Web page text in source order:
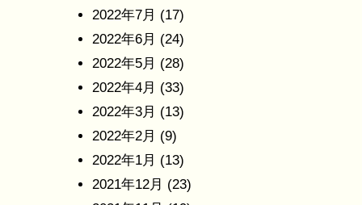
2022年7月 (17)
2022年6月 (24)
2022年5月 (28)
2022年4月 (33)
2022年3月 (13)
2022年2月 (9)
2022年1月 (13)
2021年12月 (23)